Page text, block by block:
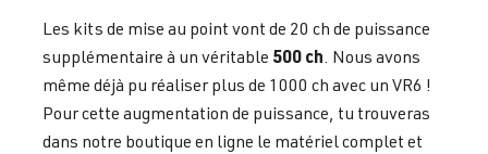
Les kits de mise au point vont de 20 ch de puissance
supplémentaire à un véritable 500 ch. Nous avons
même déjà pu réaliser plus de 1000 ch avec un VR6 !
Pour cette augmentation de puissance, tu trouveras
dans notre boutique en ligne le matériel complet et